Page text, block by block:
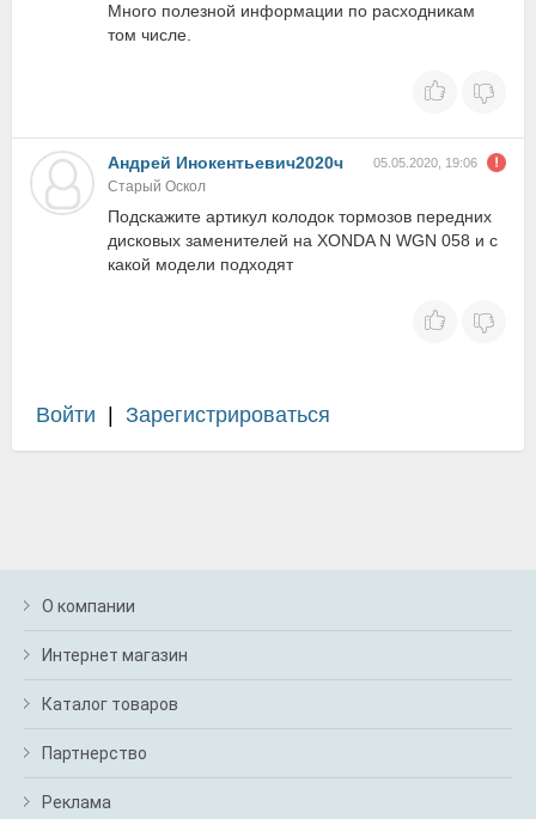
Много полезной информации по расходникам
том числе.
Андрей Инокентьевич2020ч 05.05.2020, 19:06
Старый Оскол
Подскажите артикул колодок тормозов передних
дисковых заменителей на XONDA N WGN 058 и с
какой модели подходят
Войти Зарегистрироваться
О компании
Интернет магазин
Каталог товаров
Партнерство
Реклама